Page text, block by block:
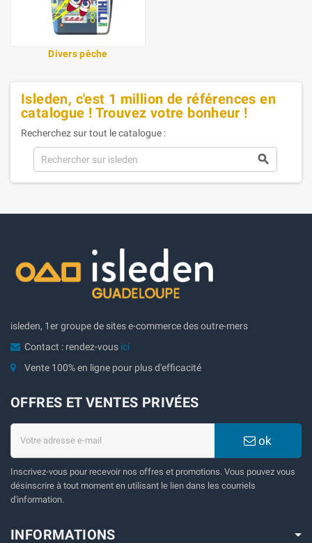
Divers pêche
Isleden, c'est 1 million de références en
catalogue ! Trouvez votre bonheur !
Recherchez sur tout le catalogue :

isleden, 1er groupe de sites e-commerce des outre-mers
Contact : rendez-vous ici
Vente 100% en ligne pour plus d'efficacité
OFFRES ET VENTES PRIVÉES
ok
Inscrivez-vous pour recevoir nos offres et promotions. Vous pouvez vous
désinscrire à tout moment en utilisant le lien dans les courriels
d'information.
INFORMATIONS